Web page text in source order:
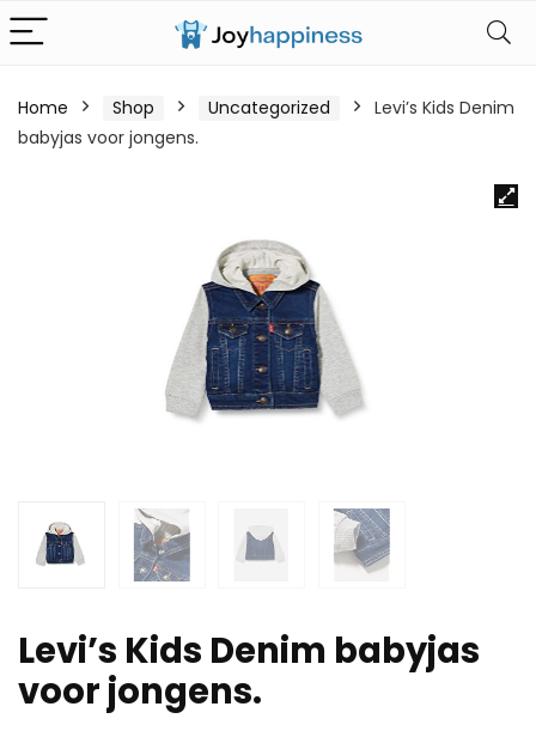
Home Shop Uncategorized
Levi’s Kids Denim
babyjas voor jongens.
Levi’s Kids Denim babyjas
voor jongens.